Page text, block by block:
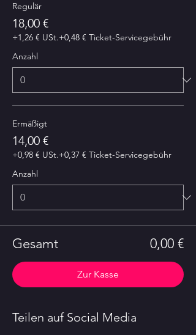
Regulär
18,00 €
+1,26 € USt.+0,48 € Ticket-Servicegebühr
Anzahl
Ermäßigt
14,00 €
+0,98 € USt.+0,37 € Ticket-Servicegebühr
Anzahl
Gesamt 0,00 €
Zur Kasse
Teilen auf Social Media